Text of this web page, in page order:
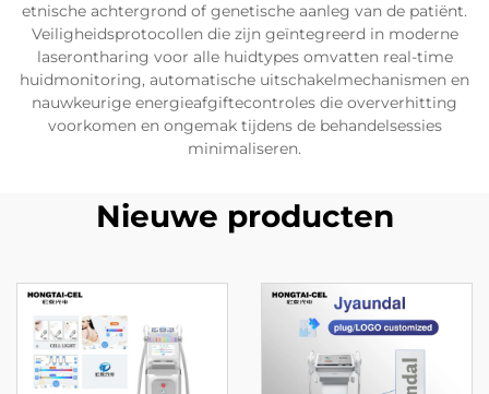
etnische achtergrond of genetische aanleg van de patiënt.
Veiligheidsprotocollen die zijn geïntegreerd in moderne
laserontharing voor alle huidtypes omvatten real-time
huidmonitoring, automatische uitschakelmechanismen en
nauwkeurige energieafgiftecontroles die oververhitting
voorkomen en ongemak tijdens de behandelsessies
minimaliseren.
Nieuwe producten